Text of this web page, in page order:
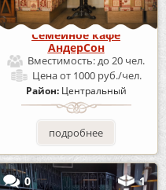
Семейное кафе
АндерСон
Вместимость:до 20 чел.
Ценаот 1000 руб./чел.
Район: Центральный
подробнее
0 1